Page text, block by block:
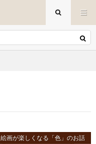
絵画が楽しくなる「色」のお話